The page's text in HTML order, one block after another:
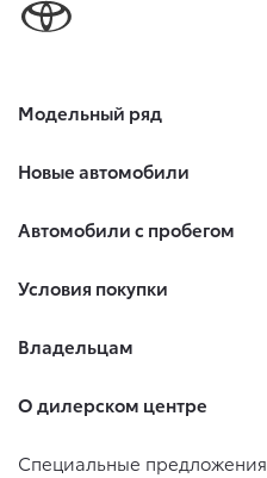
Модельный ряд
Новые автомобили
Автомобили с пробегом
Условия покупки
Владельцам
О дилерском центре
Специальные предложения